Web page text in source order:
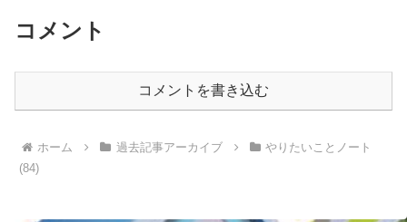
コメント
コメントを書き込む
ホーム 過去記事アーカイブ
やりたいことノート
(84)